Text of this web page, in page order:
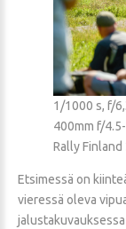
1/1000 s, f/
400mm f/
Rally Finland
Etsimessä on
vieressä oleva